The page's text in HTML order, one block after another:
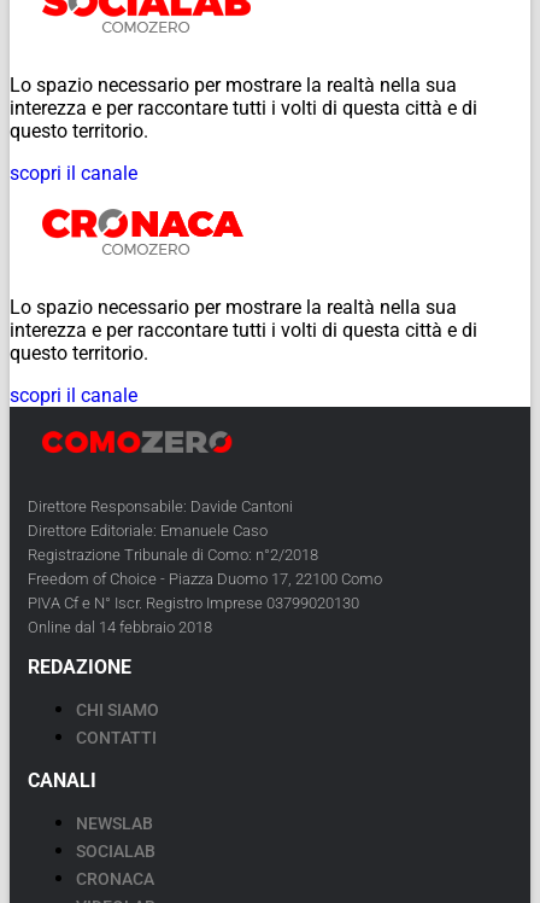
Lo spazio necessario per mostrare la realtà nella sua
interezza e per raccontare tutti i volti di questa città e di
questo territorio.
scopri il canale
Lo spazio necessario per mostrare la realtà nella sua
interezza e per raccontare tutti i volti di questa città e di
questo territorio.
scopri il canale
Direttore Responsabile: Davide Cantoni
Direttore Editoriale: Emanuele Caso
Registrazione Tribunale di Como: n°2/2018
Freedom of Choice - Piazza Duomo 17, 22100 Como
PIVA Cf e N° Iscr. Registro Imprese 03799020130
Online dal 14 febbraio 2018
REDAZIONE
CHI SIAMO
CONTATTI
CANALI
NEWSLAB
SOCIALAB
CRONACA